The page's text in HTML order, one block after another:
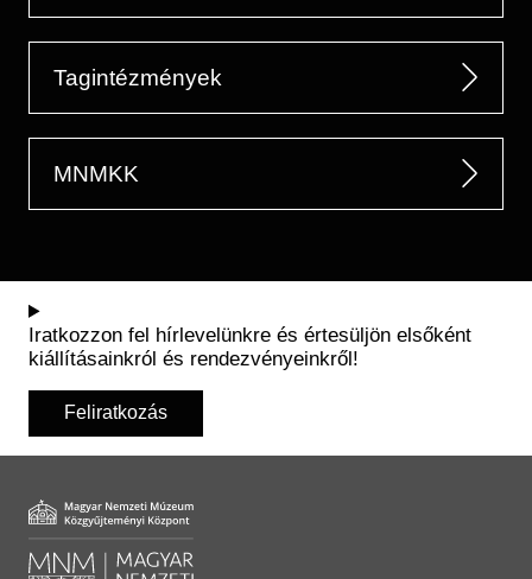
Tagintézmények
MNMKK
Iratkozzon fel hírlevelünkre és értesüljön elsőként
kiállításainkról és rendezvényeinkről!
Feliratkozás